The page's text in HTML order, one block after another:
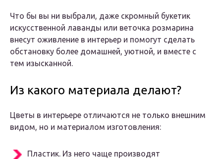
Что бы вы ни выбрали, даже скромный букетик
искусственной лаванды или веточка розмарина
внесут оживление в интерьер и помогут сделать
обстановку более домашней, уютной, и вместе с
тем изысканной.
Из какого материала делают?
Цветы в интерьере отличаются не только внешним
видом, но и материалом изготовления:
Пластик. Из него чаще производят